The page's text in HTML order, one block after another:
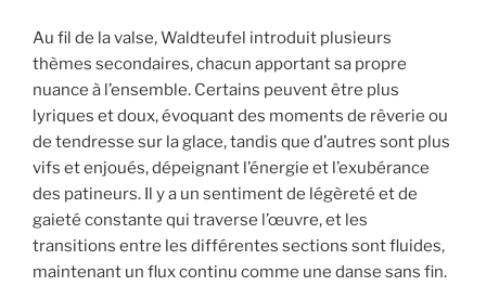
Au fil de la valse, Waldteufel introduit plusieurs
thèmes secondaires, chacun apportant sa propre
nuance à l’ensemble. Certains peuvent être plus
lyriques et doux, évoquant des moments de rêverie ou
de tendresse sur la glace, tandis que d’autres sont plus
vifs et enjoués, dépeignant l’énergie et l’exubérance
des patineurs. Il y a un sentiment de légèreté et de
gaieté constante qui traverse l’œuvre, et les
transitions entre les différentes sections sont fluides,
maintenant un flux continu comme une danse sans fin.